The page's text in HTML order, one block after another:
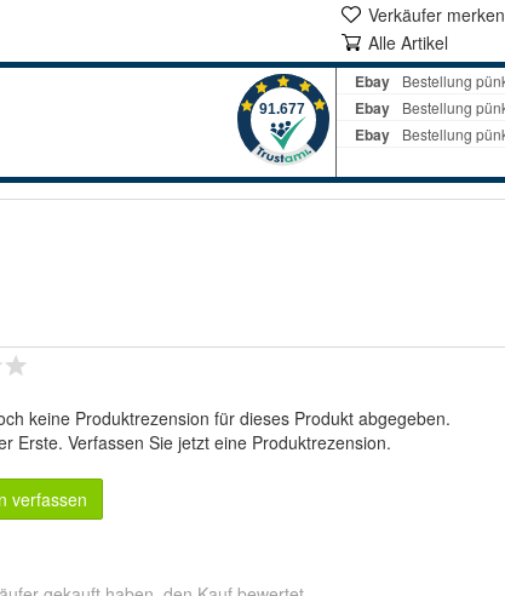
Verkäufer merken
Alle Artikel
keine Produktrezension für dieses Produkt abgegeben.
Erste. Verfassen Sie jetzt eine Produktrezension.
verfassen